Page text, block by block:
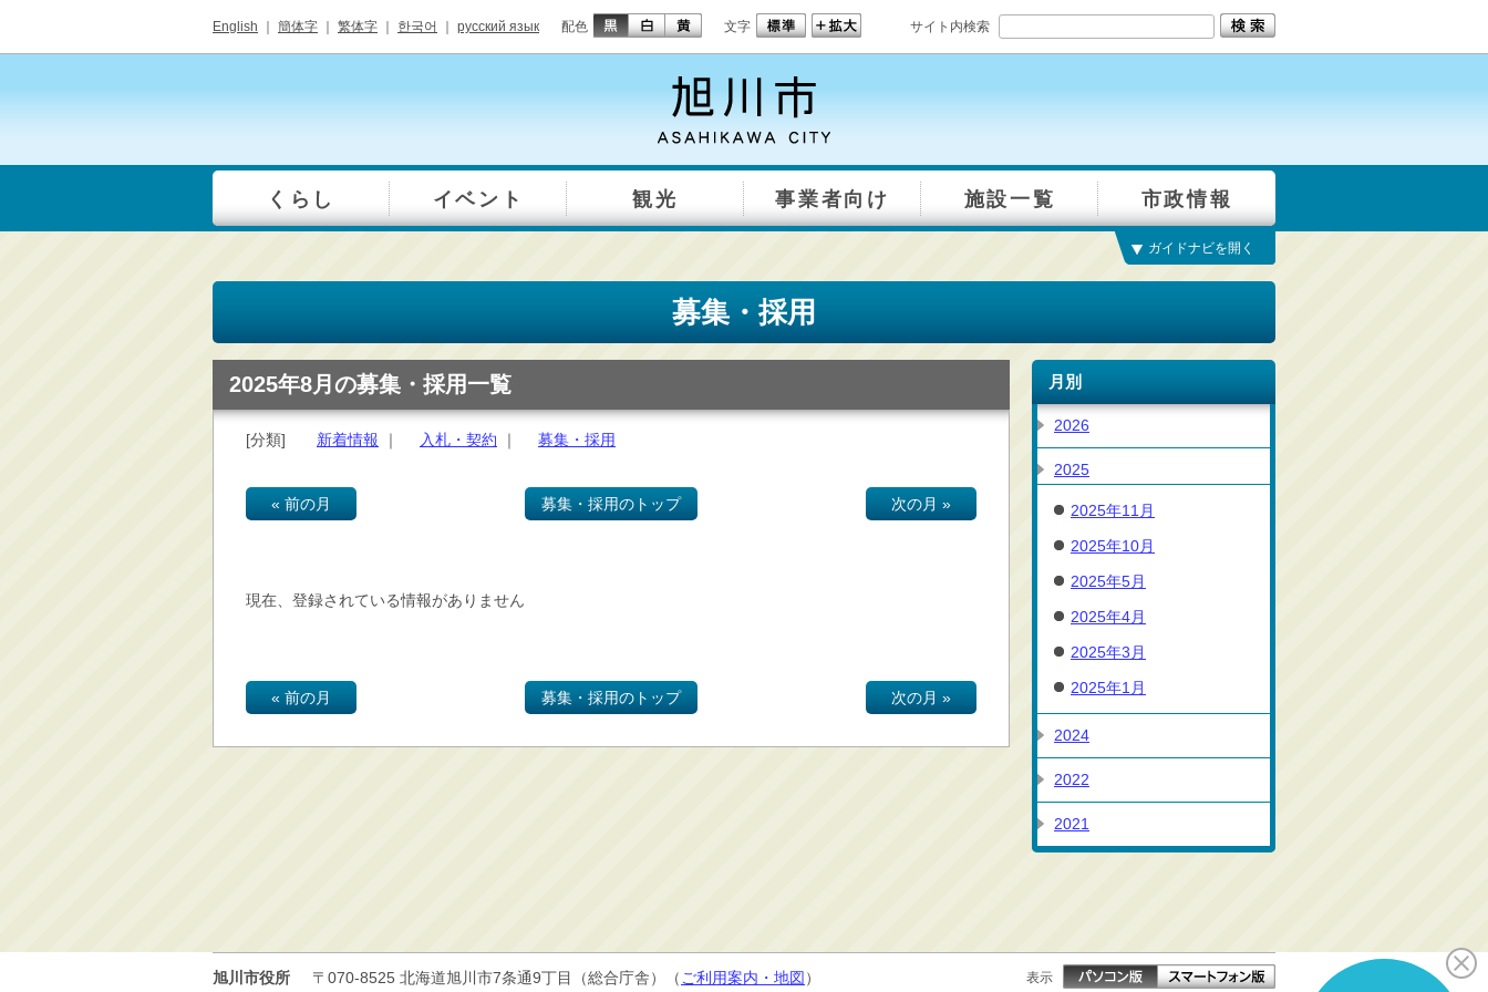
English 簡体字 繁体字 한국어 русский язык 配色 文字 サイト内検索
一覧
くらし イベント 観光 事業者向け 施設一覧 市政情報
手続き・届出（戸籍・
健康・福祉・衛生・ペ
ット
子育て・学校教育
境保全
消防・救急
移住情報
住宅・土地・都市計画
市民活動・参加・地域
ガイドナビを開く
募集・採用
2025年8月の募集・採用一覧
[分類] 新着情報 ｜ 入札・契約 ｜ 募集・採用
« 前の月 募集・採用のトップ 次の月 »
現在、登録されている情報がありません
« 前の月 募集・採用のトップ 次の月 »
月別
2026
2025
2025年11月
2025年10月
2025年5月
2025年4月
2025年3月
2025年1月
2024
2022
2021
旭川市役所 〒070-8525 北海道旭川市7条通9丁目 （総合庁舎）（ ご利用案内・地図 ） 表示